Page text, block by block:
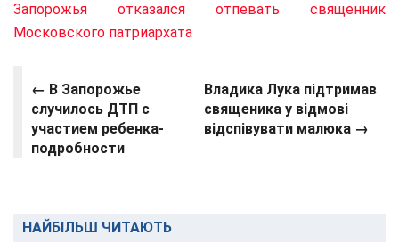
Запорожья отказался отпевать священник
Московского патриархата
← В Запорожье
случилось ДТП с
участием ребенка-
подробности
Владика Лука підтримав
священика у відмові
відспівувати малюка→
НАЙБІЛЬШ ЧИТАЮТЬ